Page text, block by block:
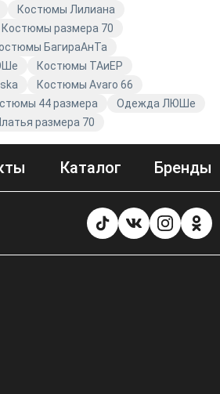
Костюмы Лилиана
Костюмы размера 70
БагираАнТа
Костюмы TAиЕР
Костюмы Avaro 66
44 размера
Одежда ЛЮШе
размера 70
Каталог Бренды